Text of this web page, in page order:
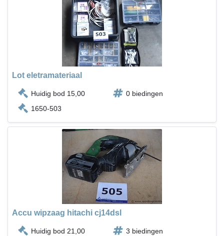
Lot eletramateriaal
Huidig bod 15,00
0 biedingen
1650-503
Accu wipzaag hitachi cj14dsl
Huidig bod 21,00
3 biedingen